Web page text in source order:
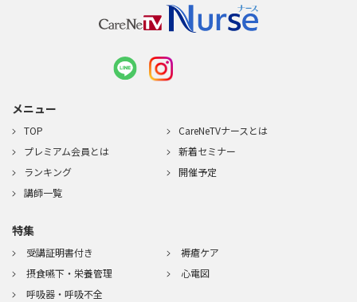
メニュー
TOP
CareNeTVナースとは
プレミアム会員とは
新着セミナー
ランキング
開催予定
講師一覧
特集
受講証明書付き
褥瘡ケア
摂食嚥下・栄養管理
心電図
呼吸器・呼吸不全